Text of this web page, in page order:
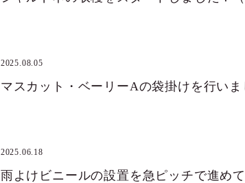
2025.08.05
マスカット・ベーリーAの袋掛けを行いま
2025.06.18
雨よけビニールの設置を急ピッチで進め